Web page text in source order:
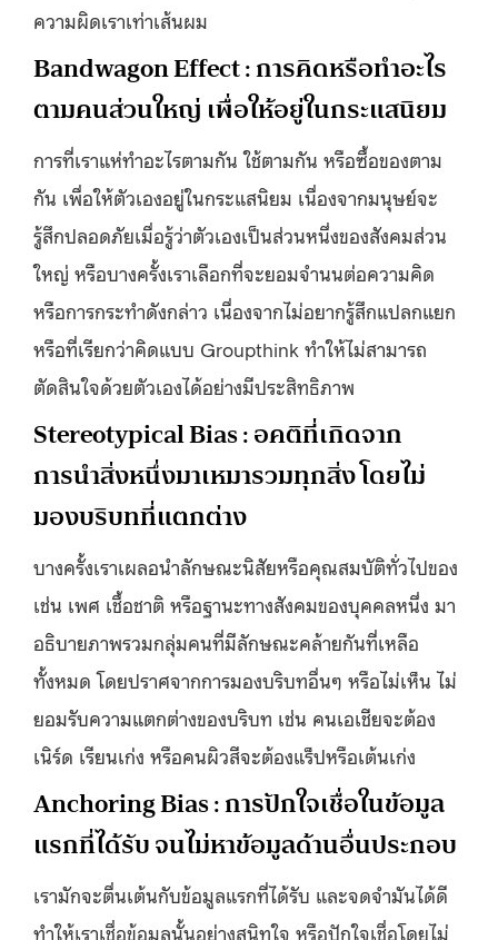
ความผิดเราเท่าเส้นผม
Bandwagon Effect : การคิดหรือทำอะไร
ตามคนส่วนใหญ่ เพื่อให้อยู่ในกระแสนิยม
การที่เราแห่ทำอะไรตามกัน ใช้ตามกัน หรือซื้อของตาม
กัน เพื่อให้ตัวเองอยู่ในกระแสนิยม เนื่องจากมนุษย์จะ
รู้สึกปลอดภัยเมื่อรู้ว่าตัวเองเป็นส่วนหนึ่งของสังคมส่วน
ใหญ่ หรือบางครั้งเราเลือกที่จะยอมจำนนต่อความคิด
หรือการกระทำดังกล่าว เนื่องจากไม่อยากรู้สึกแปลกแยก
หรือที่เรียกว่าคิดแบบ Groupthink ทำให้ไม่สามารถ
ตัดสินใจด้วยตัวเองได้อย่างมีประสิทธิภาพ
Stereotypical Bias : อคติที่เกิดจาก
การนำสิ่งหนึ่งมาเหมารวมทุกสิ่ง โดยไม่
มองบริบทที่แตกต่าง
บางครั้งเราเผลอนำลักษณะนิสัยหรือคุณสมบัติทั่วไปของ
เช่น เพศ เชื้อชาติ หรือฐานะทางสังคมของบุคคลหนึ่ง มา
อธิบายภาพรวมกลุ่มคนที่มีลักษณะคล้ายกันที่เหลือ
ทั้งหมด โดยปราศจากการมองบริบทอื่นๆ หรือไม่เห็น ไม่
ยอมรับความแตกต่างของบริบท เช่น คนเอเชียจะต้อง
เนิร์ด เรียนเก่ง หรือคนผิวสีจะต้องแร็ปหรือเต้นเก่ง
Anchoring Bias : การปักใจเชื่อในข้อมูล
แรกที่ได้รับ จนไม่หาข้อมูลด้านอื่นประกอบ
เรามักจะตื่นเต้นกับข้อมูลแรกที่ได้รับ และจดจำมันได้ดี
ทำให้เราเชื่อข้อมูลนั้นอย่างสนิทใจ หรือปักใจเชื่อโดยไม่